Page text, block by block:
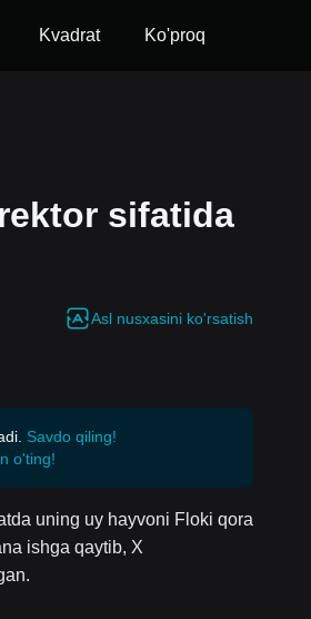
Kvadrat Ko'proq
sifatida
Asl nusxasini ko'rsatish
Savdo qiling!
o'ting!
uning uy hayvoni Floki qora
ishga qaytib, X